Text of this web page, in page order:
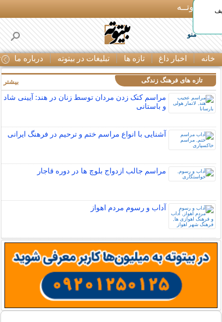
بـیتوتــه
منو
خانه اخبار داغ تازه ها تبلیغات در بیتوته درباره ما
تازه های فرهنگ زندگی
مراسم کتک زدن مردان توسط زنان در هند: آیینی شاد
و باستانی
آشنایی با انواع مراسم ختم و ترحیم در فرهنگ ایرانی
مراسم جالب ازدواج بلوچ ها در دوره قاجار
آداب و رسوم مردم اهواز
بیشتر